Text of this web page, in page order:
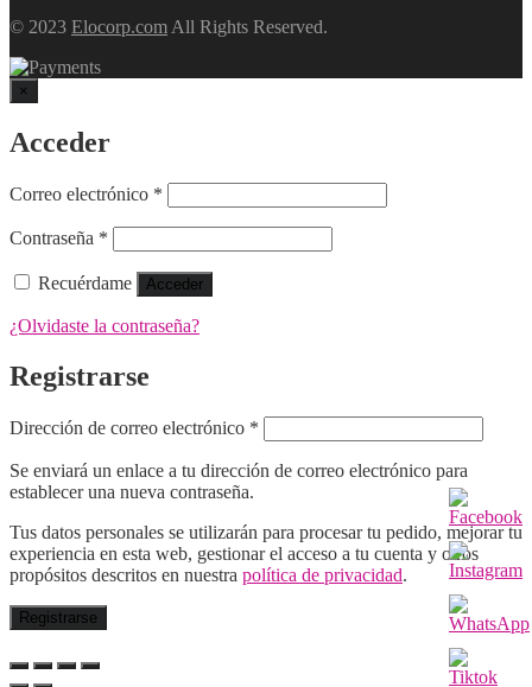
© 2023 Elocorp.com All Rights Reserved.
×
Acceder
Correo electrónico *
Contraseña *
Recuérdame Acceder
¿Olvidaste la contraseña?
Registrarse
Dirección de correo electrónico *
Se enviará un enlace a tu dirección de correo electrónico para
establecer una nueva contraseña.
Tus datos personales se utilizarán para procesar tu pedido, mejorar tu
experiencia en esta web, gestionar el acceso a tu cuenta y otros
propósitos descritos en nuestra política de privacidad.
Registrarse